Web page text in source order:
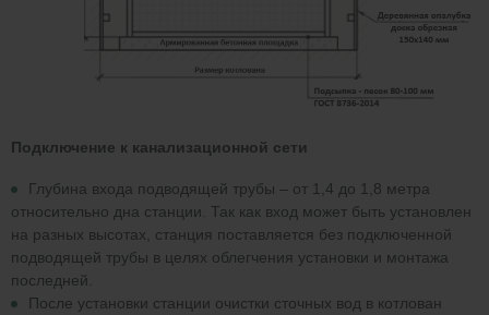
Подключение к канализационной сети
Глубина входа подводящей трубы – от 1,4 до 1,8 метра
относительно дна станции. Так как вход может быть установлен
на разных высотах, станция поставляется без подключенной
подводящей трубы в целях облегчения установки и монтажа
последней.
После установки станции очистки сточных вод в котлован